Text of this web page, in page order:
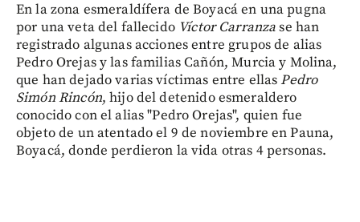
En la zona esmeraldífera de Boyacá en una pugna
por una veta del fallecido Víctor Carranzase han
registrado algunas acciones entre grupos de alias
Pedro Orejas y las familias Cañón, Murcia y Molina,
que han dejado varias víctimas entre ellasPedro
Simón Rincón, hijo del detenido esmeraldero
conocido con el alias "Pedro Orejas", quien fue
objeto de un atentado el 9 de noviembre en Pauna,
Boyacá, donde perdieron la vida otras 4 personas.